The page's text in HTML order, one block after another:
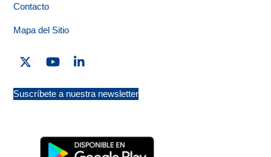
Contacto
Mapa del Sitio
YouTube
Suscríbete a nuestra newsletter